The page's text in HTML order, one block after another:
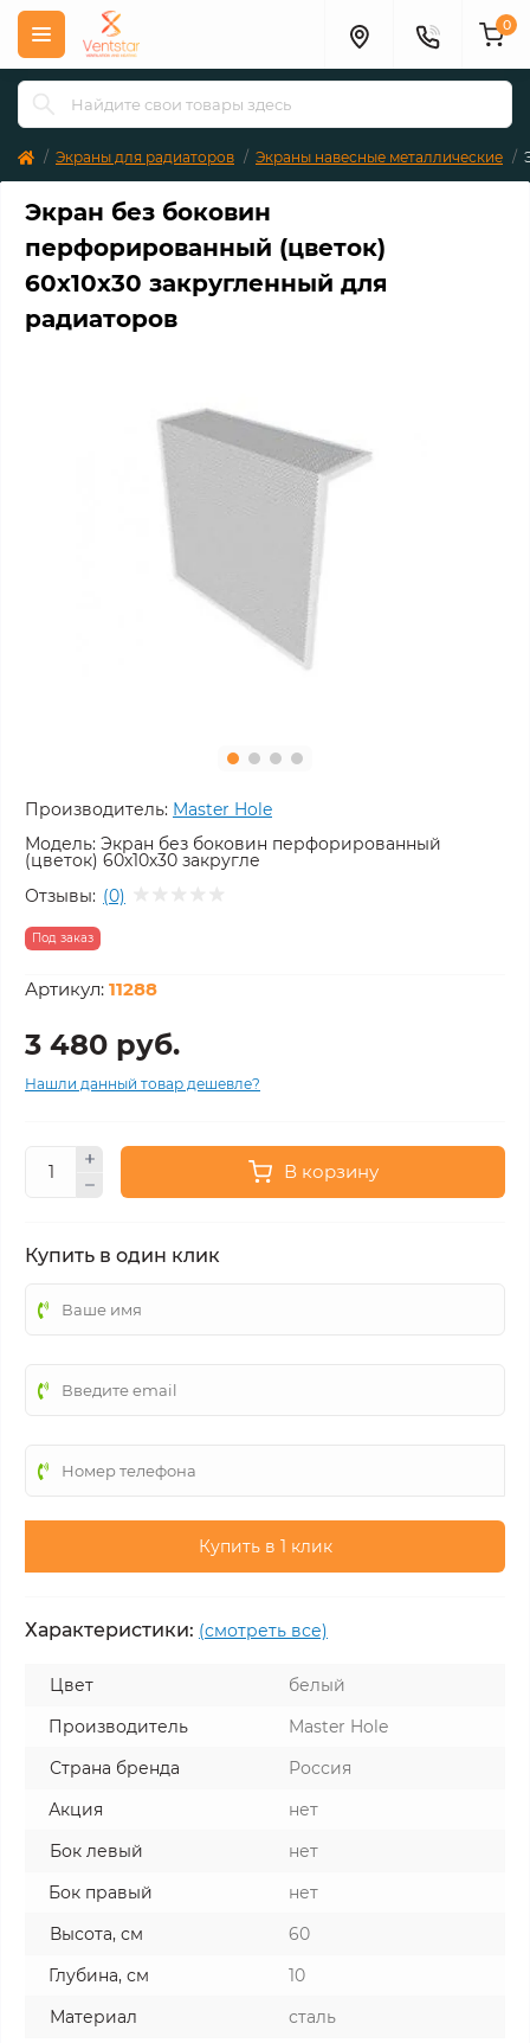
0
Экраны для радиаторов Экраны навесные металлические
Экран без боковин
перфорированный (цветок)
60х10х30 закругленный для
радиаторов
Производитель: Master Hole
Модель: Экран без боковин перфорированный
(цветок) 60х10х30 закругле
Отзывы: (0)
Под заказ
Артикул: 11288
3 480 руб.
Нашли данный товар дешевле?
В корзину
Купить в один клик
Купить в 1 клик
Характеристики: (смотреть все)
Цвет
белый
Производитель
Master Hole
Страна бренда
Россия
Акция
нет
Бок левый
нет
Бок правый
нет
Высота, см
60
Глубина, см
10
Материал
сталь